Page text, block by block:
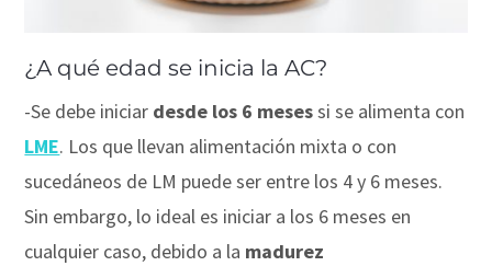
¿A qué edad se inicia la AC?
-Se debe iniciar desde los 6 mesessi se alimenta con
LME. Los que llevan alimentación mixta o con
sucedáneos de LM puede ser entre los 4 y 6 meses.
Sin embargo, lo ideal es iniciar a los 6 meses en
cualquier caso, debido a la madurez